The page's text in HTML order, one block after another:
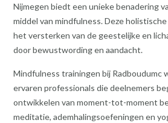
Nijmegen biedt een unieke benadering
middel van mindfulness. Deze
het versterken van de geestelijke en
door bewustwording en aandacht.
Mindfulness trainingen bij Radboudumc
ervaren professionals die deelnemers
ontwikkelen van moment-tot-moment
meditatie, ademhalingsoefeningen en